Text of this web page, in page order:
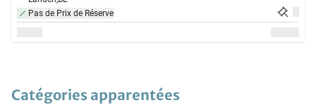
Pas de Prix de Réserve
Catégories apparentées